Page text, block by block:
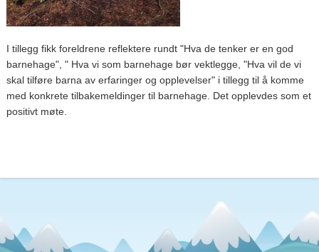
I tillegg fikk foreldrene reflektere rundt "Hva de tenker er en god
barnehage", " Hva vi som barnehage bør vektlegge, "Hva vil de vi
skal tilføre barna av erfaringer og opplevelser" i tillegg til å komme
med konkrete tilbakemeldinger til barnehage. Det opplevdes som et
positivt møte.